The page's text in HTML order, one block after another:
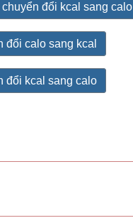
chuyển đổi kcal sang calo
đổi calo sang kcal
đổi kcal sang calo